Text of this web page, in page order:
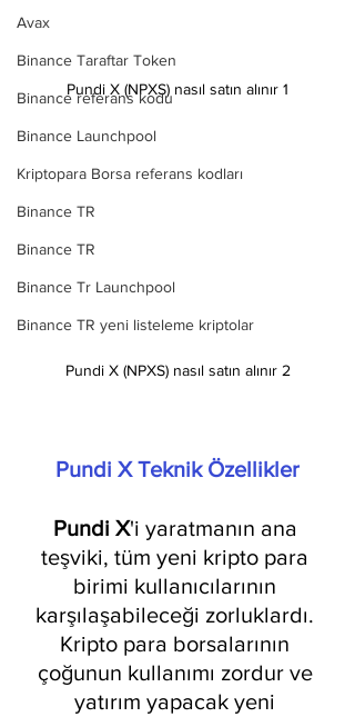
Avax
Binance Taraftar Token
Binance referans kodu
Binance Launchpool
Kriptopara Borsa referans kodları
Binance TR
Binance TR
Binance Tr Launchpool
Binance TR yeni listeleme kriptolar
Pundi X (NPXS) nasıl satın alınır 1
Pundi X (NPXS) nasıl satın alınır 2
Pundi X Teknik Özellikler
Pundi X'i yaratmanın ana
teşviki, tüm yeni kripto para
birimi kullanıcılarının
karşılaşabileceği zorluklardı.
Kripto para borsalarının
çoğunun kullanımı zordur ve
yatırım yapacak yeni